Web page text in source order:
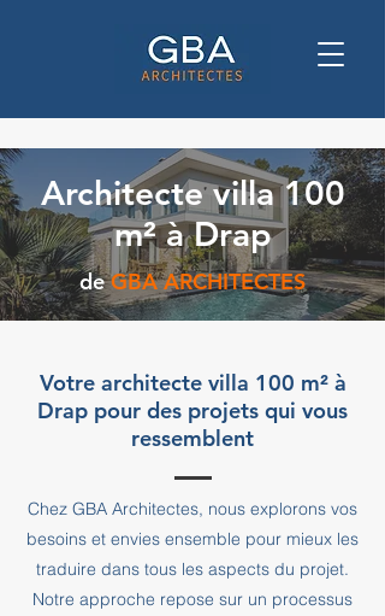
Architecte villa 100
m² à Drap
de GBA ARCHITECTES
Votre architecte villa 100 m² à
Drap pour des projets qui vous
ressemblent
Chez GBA Architectes, nous explorons vos
besoins et envies ensemble pour mieux les
traduire dans tous les aspects du projet.
Notre approche repose sur un processus